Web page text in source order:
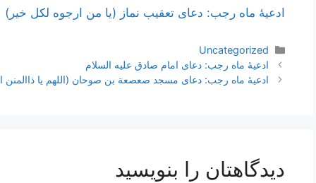
ادعیۀ ماه رجب: دعای تعقیب نماز (یا من ارجوه لکل خیر)
دسته‌ها
Uncategorized
ناوبری
نوشته‌ها
ادعیۀ ماه رجب: دعای امام صادق علیه السلام
ادعیۀ ماه رجب: دعای مسجد صعصعة بن صوحان (اللهم یا ذاالمنن
دیدگاهتان را بنویسید